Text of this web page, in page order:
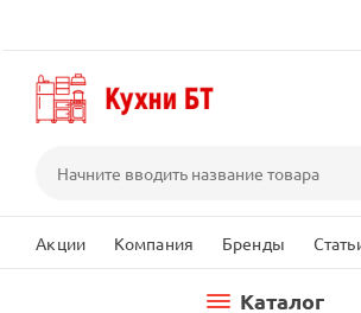
Акции Компания Бренды
Каталог